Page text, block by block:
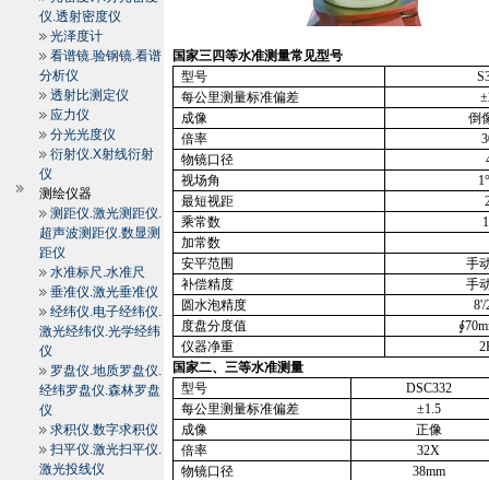
仪.透射密度仪
光泽度计
看谱镜.验钢镜.看谱
分析仪
透射比测定仪
应力仪
分光光度仪
衍射仪.X射线衍射
仪
测绘仪器
测距仪.激光测距仪.
超声波测距仪.数显测
距仪
水准标尺.水准尺
垂准仪.激光垂准仪
经纬仪.电子经纬仪.
激光经纬仪.光学经纬
仪
罗盘仪.地质罗盘仪.
经纬罗盘仪.森林罗盘
仪
求积仪.数字求积仪
扫平仪.激光扫平仪.
激光投线仪
国家三四等水准测量常见型号
型号
每公里测量标准偏差
±
成像
倒
倍率
物镜口径
视场角
1°
最短视距
乘常数
加常数
安平范围
手
补偿精度
手
圆水泡精度
8'/
度盘分度值
∮
仪器净重
国家二、三等水准测量
型号
DSC332
每公里测量标准偏差
±1.5
成像
正像
倍率
32X
物镜口径
38mm